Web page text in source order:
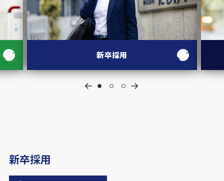
お問い合わせ
企業情報
新卒採用
新卒採用